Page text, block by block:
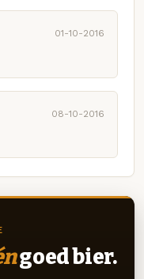
01-10-2016
08-10-2016
goed bier.